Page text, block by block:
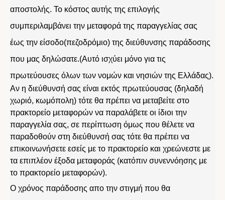
αποστολής. Το κόστος αυτής της επιλογής
συμπεριλαμβάνει την μεταφορά της παραγγελίας σας
έως την είσοδο(πεζοδρόμιο) της διεύθυνσης παράδοσης
που μας δηλώσατε.(Αυτό ισχύει μόνο για τις
πρωτεύουσες όλων των νομών και νησιών της Ελλάδας).
Αν η διεύθυνσή σας είναι εκτός πρωτεύουσας (δηλαδή
χωριό, κωμόπολη) τότε θα πρέπει να μεταβείτε στο
πρακτορείο μεταφορών να παραλάβετε οι ίδιοι την
παραγγελία σας, σε περίπτωση όμως που θέλετε να
παραδοθούν στη διεύθυνσή σας τότε θα πρέπει να
επικοινωνήσετε εσείς με το πρακτορείο και χρεώνεστε με
τα επιπλέον έξοδα μεταφοράς (κατόπιν συνεννόησης με
το πρακτορείο μεταφορών).
Ο χρόνος παράδοσης απο την στιγμή που θα